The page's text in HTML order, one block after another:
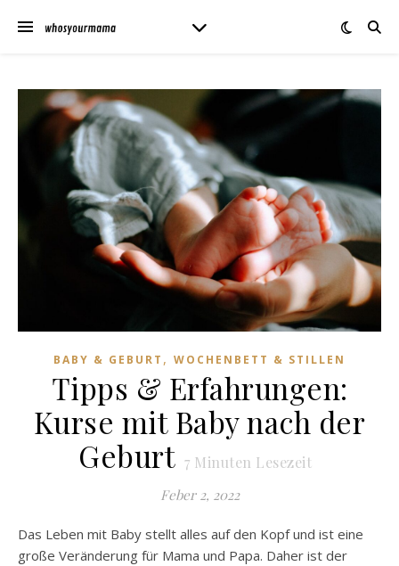
BABY & GEBURT , WOCHENBETT & STILLEN
Tipps & Erfahrungen:
Kurse mit Baby nach der
Geburt 7 Minuten Lesezeit
Feber 2, 2022
Das Leben mit Baby stellt alles auf den Kopf und ist eine
große Veränderung für Mama und Papa. Daher ist der